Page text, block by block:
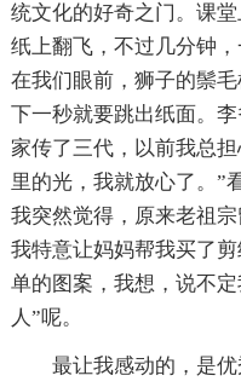
统文化的好奇之门。课
纸上翻飞，不过几分钟
在我们眼前，狮子的鬃
下一秒就要跳出纸面。
家传了三代，以前我总
里的光，我就放心了。”
我突然觉得，原来老祖
我特意让妈妈帮我买了
单的图案，我想，说不
人”呢。
最让我感动的，是优